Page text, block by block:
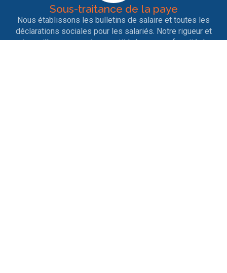
Sous-traitance de la paye
Nous établissons les bulletins de salaire et toutes les
déclarations sociales pour les salariés. Notre rigueur et
notre veille permanente garantit la bonne conformité des